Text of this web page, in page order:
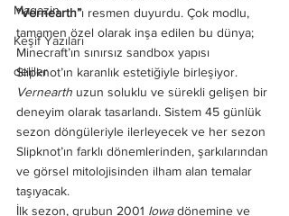
Magazin
Keşif Yazıları
deliler
“Vernearth”ı resmen duyurdu. Çok modlu,
tamamen özel olarak inşa edilen bu dünya;
Minecraft’ın sınırsız sandbox yapısı
Slipknot’ın karanlık estetiğiyle birleşiyor.
Vernearth uzun soluklu ve sürekli gelişen bir
deneyim olarak tasarlandı. Sistem 45 günlük
sezon döngüleriyle ilerleyecek ve her sezon
Slipknot’ın farklı dönemlerinden, şarkılarından
ve görsel mitolojisinden ilham alan temalar
taşıyacak.
İlk sezon, grubun 2001 Iowa dönemine ve